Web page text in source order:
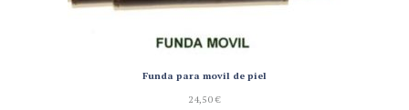
Funda para movil de piel
24,50€